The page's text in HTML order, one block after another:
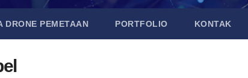
DRONE PEMETAAN PORTFOLIO KONTAK